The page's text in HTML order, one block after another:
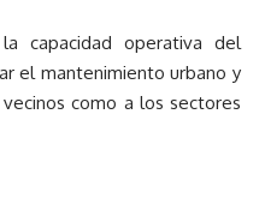
capacidad operativa del
el mantenimiento urbano y
como a los sectores